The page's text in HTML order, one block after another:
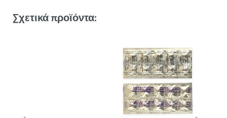
Σχετικά προϊόντα: